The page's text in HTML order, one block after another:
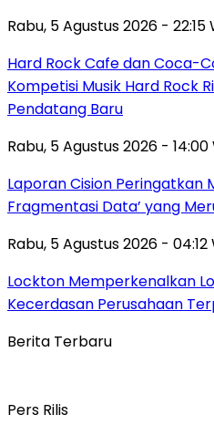
Rabu, 5 Agustus 2026 - 22:15
Hard Rock Cafe dan Coca-
Kompetisi Musik Hard Rock
Pendatang Baru
Rabu, 5 Agustus 2026 - 14:00
Laporan Cision Peringatkan
Fragmentasi Data’ yang
Rabu, 5 Agustus 2026 - 04:12
Lockton Memperkenalkan
Kecerdasan Perusahaan
Berita Terbaru
Pers Rilis